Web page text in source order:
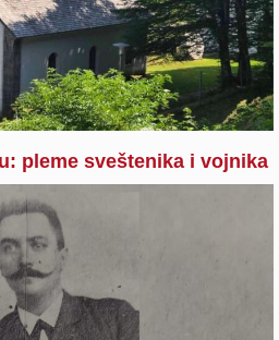
pleme sveštenika i vojnika